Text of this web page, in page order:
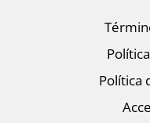
Política